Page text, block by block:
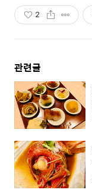
2
관련글